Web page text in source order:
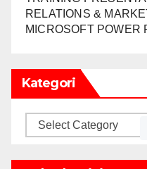
RELATIONS &
MICROSOFT POWER
Kategori
Kategori